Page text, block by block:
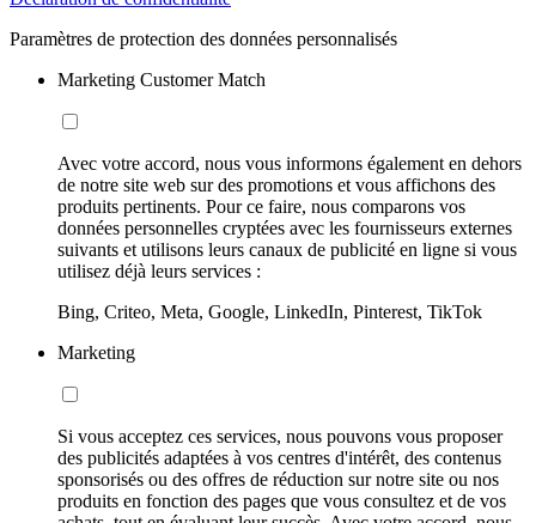
Paramètres de protection des données personnalisés
Marketing Customer Match
Avec votre accord, nous vous informons également en dehors
de notre site web sur des promotions et vous affichons des
produits pertinents. Pour ce faire, nous comparons vos
données personnelles cryptées avec les fournisseurs externes
suivants et utilisons leurs canaux de publicité en ligne si vous
utilisez déjà leurs services :
Bing, Criteo, Meta, Google, LinkedIn, Pinterest, TikTok
Marketing
Si vous acceptez ces services, nous pouvons vous proposer
des publicités adaptées à vos centres d'intérêt, des contenus
sponsorisés ou des offres de réduction sur notre site ou nos
produits en fonction des pages que vous consultez et de vos